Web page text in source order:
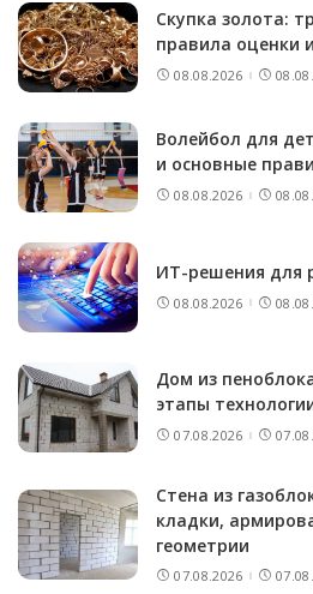
Скупка золота:
правила оценки
08.08.2026
Волейбол для
и основные
08.08.2026
ИТ-решения для
08.08.2026
Дом из
этапы
07.08.2026
Стена из
кладки,
геометрии
07.08.2026